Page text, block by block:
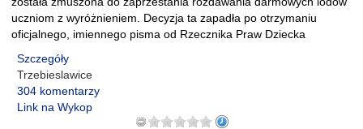
uczniom z wyróżnieniem. Decyzja ta zapadła po otrzymaniu
oficjalnego, imiennego pisma od Rzecznika Praw Dziecka
Szczegóły
Trzebieslawice
304 komentarzy
Link na Wykop